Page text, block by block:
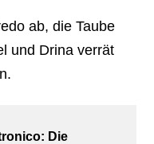
ab, die Taube
und Drina verrät
Die